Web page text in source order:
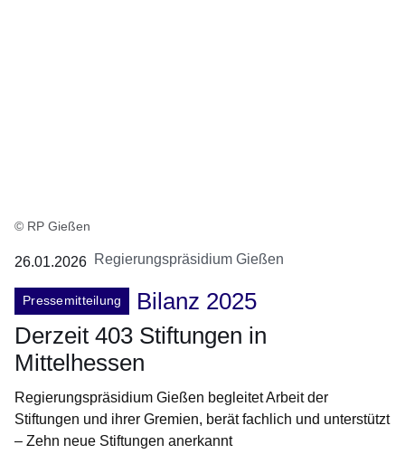
© RP Gießen
26.01.2026 Regierungspräsidium Gießen
Pressemitteilung
Bilanz 2025
Derzeit 403 Stiftungen in
Mittelhessen
Regierungspräsidium Gießen begleitet Arbeit der
Stiftungen und ihrer Gremien, berät fachlich und unterstützt
– Zehn neue Stiftungen anerkannt